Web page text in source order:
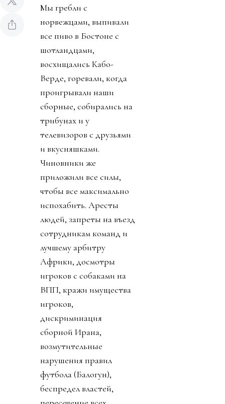
Мы гребли с
норвежцами, выпивали
все пиво в Бостоне с
шотландцами,
восхищались Кабо-
Верде, горевали, когда
проигрывали наши
сборные, собирались на
трибунах и у
телевизоров с друзьями
и вкусняшками.
Чиновники же
приложили все силы,
чтобы все максимально
испохабить. Аресты
людей, запреты на въезд
сотрудникам команд и
лучшему арбитру
Африки, досмотры
игроков с собаками на
ВПП, кражи имущества
игроков,
дискриминация
сборной Ирана,
возмутительные
нарушения правил
футбола (Балогун),
беспредел властей,